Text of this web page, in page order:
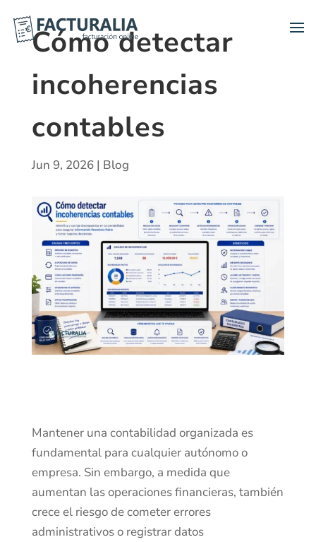
Cómo detectar
incoherencias
contables
Jun 9, 2026| Blog
Mantener una contabilidad organizada es
fundamental para cualquier autónomo o
empresa. Sin embargo, a medida que
aumentan las operaciones financieras, también
crece el riesgo de cometer errores
administrativos o registrar datos